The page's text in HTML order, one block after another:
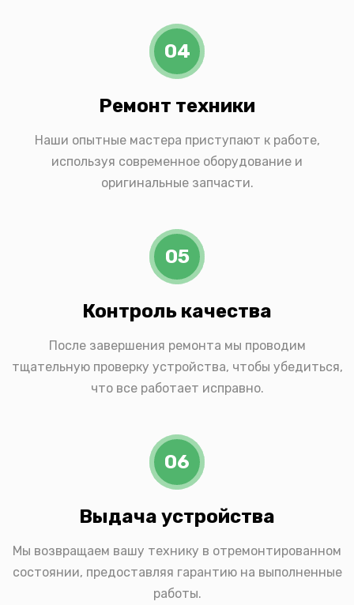
04
Ремонт техники
Наши опытные мастера приступают к работе,
используя современное оборудование и
оригинальные запчасти.
05
Контроль качества
После завершения ремонта мы проводим
тщательную проверку устройства, чтобы убедиться,
что все работает исправно.
06
Выдача устройства
Мы возвращаем вашу технику в отремонтированном
состоянии, предоставляя гарантию на выполненные
работы.